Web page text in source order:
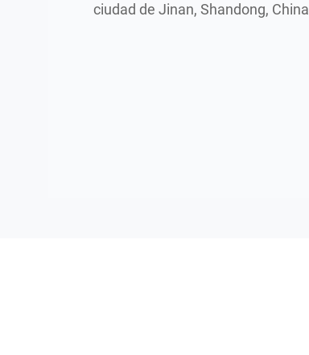
ciudad de Jinan, Shandong, China